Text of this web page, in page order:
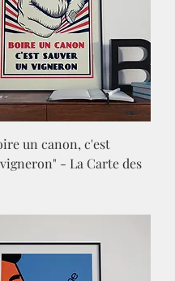
un canon, c'est
- La Carte des